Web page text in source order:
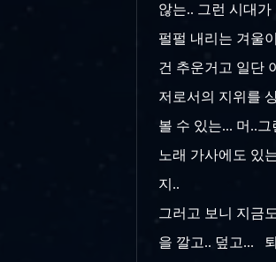
않는.. 그런 시대
펄펄 내리는 겨울
건 추운거고 일단
저로서의 지위를
볼 수 있는... 머..
노래 가사에도 있
지..
그러고 보니 지금
을 깔고.. 덮고...